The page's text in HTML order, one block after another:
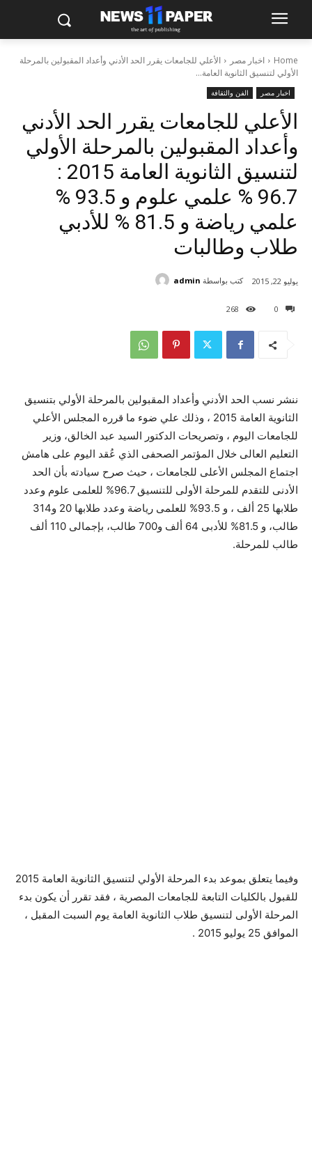
Home اخبار مصر
الأعلي للجامعات يقرر الحد الأدني وأعداد المقبولين بالمرحلة
الأولي لتنسيق الثانوية العامة...
اخبار مصر الفن والثقافة
الأعلي للجامعات يقرر الحد الأدني
وأعداد المقبولين بالمرحلة الأولي
لتنسيق الثانوية العامة 2015 :
96.7 % علمي علوم و 93.5 %
علمي رياضة و 81.5 % للأدبي
طلاب وطالبات
0
268
يوليو 22, 2015 كتب بواسطة admin
ننشر نسب الحد الأدني وأعداد المقبولين بالمرحلة الأولي بتنسيق
الثانوية العامة 2015 ، وذلك علي ضوء ما قرره المجلس الأعلي
للجامعات اليوم ، وتصريحات الدكتور السيد عبد الخالق، وزير
التعليم العالى خلال المؤتمر الصحفى الذي عُقد اليوم على هامش
اجتماع المجلس الأعلى للجامعات ، حيث صرح سيادته بأن الحد
الأدنى للتقدم للمرحلة الأولى للتنسيق 96.7% للعلمى علوم وعدد
طلابها 25 ألف ، و 93.5% للعلمى رياضة وعدد طلابها 20 و314
طالب، و 81.5% للأدبى 64 ألف و700 طالب، بإجمالى 110 ألف
طالب للمرحلة.
وفيما يتعلق بموعد بدء المرحلة الأولي لتنسيق الثانوية العامة 2015
للقبول بالكليات التابعة للجامعات المصرية ، فقد تقرر أن يكون بدء
المرحلة الأولى لتنسيق طلاب الثانوية العامة يوم السبت المقبل ،
الموافق 25 يوليو 2015 .